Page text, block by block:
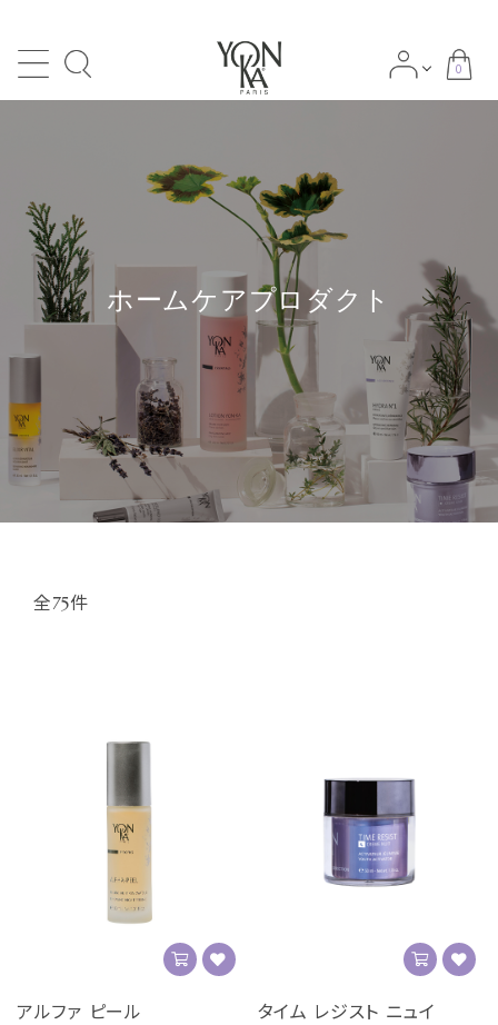
0
ACCOUNT MENU
meeting_room ログイン 新規会員登録
-カテゴリー
Skin types/Concerns
-肌タイプ・肌悩み別
SPAS & SHOPS
プライバシーポリシー
特定商取引法表示
お問い合わせ
ホームケアプロダクト
全75件
アルファ ピール
タイム レジスト ニュイ